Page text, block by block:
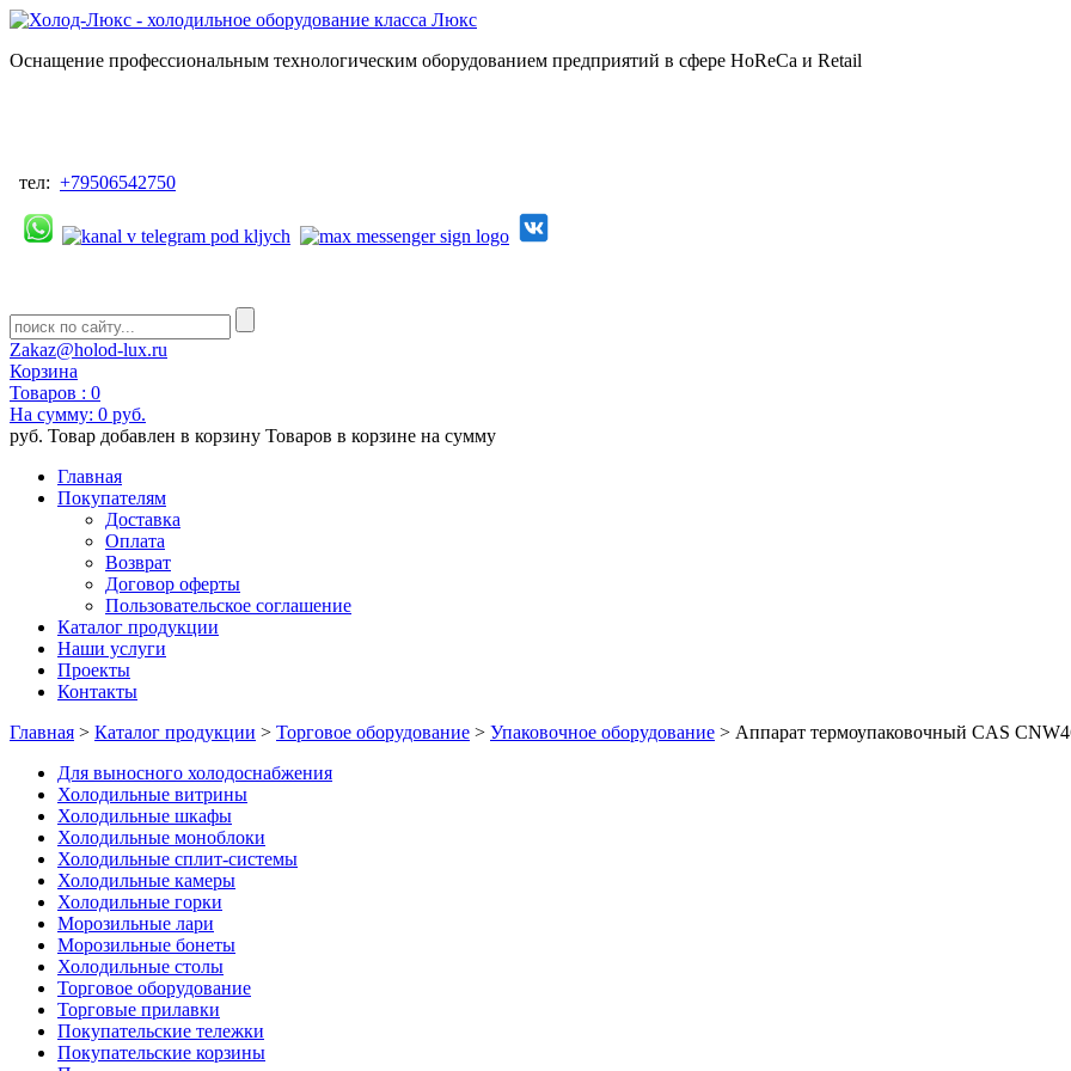
Оснащение профессиональным технологическим оборудованием предприятий в сфере HoReCa и Retail
тел: +79506542750
Zakaz@holod-lux.ru
Корзина
Товаров : 0
На сумму: 0 руб.
руб. Товар добавлен в корзину Товаров в корзине на сумму
Главная
Покупателям
Доставка
Оплата
Возврат
Договор оферты
Пользовательское соглашение
Каталог продукции
Наши услуги
Проекты
Контакты
Главная > Каталог продукции > Торговое оборудование > Упаковочное оборудование > Аппарат термоупаковочный CAS
Для выносного холодоснабжения
Холодильные витрины
Холодильные шкафы
Холодильные моноблоки
Холодильные сплит-системы
Холодильные камеры
Холодильные горки
Морозильные лари
Морозильные бонеты
Холодильные столы
Торговое оборудование
Торговые прилавки
Покупательские тележки
Покупательские корзины